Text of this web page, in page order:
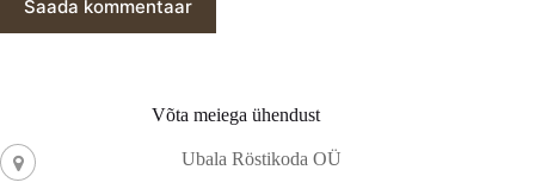
Saada kommentaar
Võta meiega ühendust
Ubala Röstikoda OÜ